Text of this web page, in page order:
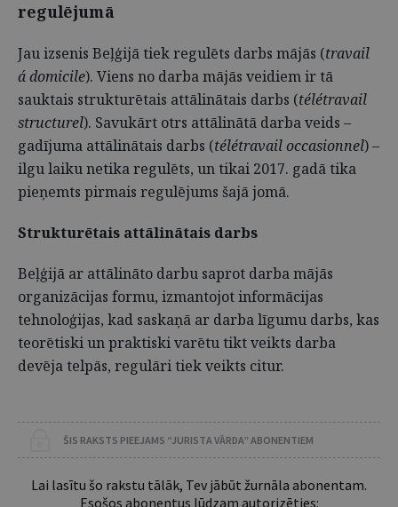
regulējumā
Jau izsenis Beļģijā tiek regulēts darbs mājās (travail
á domicile). Viens no darba mājās veidiem ir tā
sauktais strukturētais attālinātais darbs (télétravail
structurel). Savukārt otrs attālinātā darba veids –
gadījuma attālinātais darbs (télétravail occasionnel) –
ilgu laiku netika regulēts, un tikai 2017. gadā tika
pieņemts pirmais regulējums šajā jomā.
Strukturētais attālinātais darbs
Beļģijā ar attālināto darbu saprot darba mājās
organizācijas formu, izmantojot informācijas
tehnoloģijas, kad saskaņā ar darba līgumu darbs, kas
teorētiski un praktiski varētu tikt veikts darba
devēja telpās, regulāri tiek veikts citur.
ŠIS RAKSTS PIEEJAMS “JURISTA VĀRDA” ABONENTIEM
Lai lasītu šo rakstu tālāk, Tev jābūt žurnāla abonentam.
Esošos abonentus lūdzam autorizēties: